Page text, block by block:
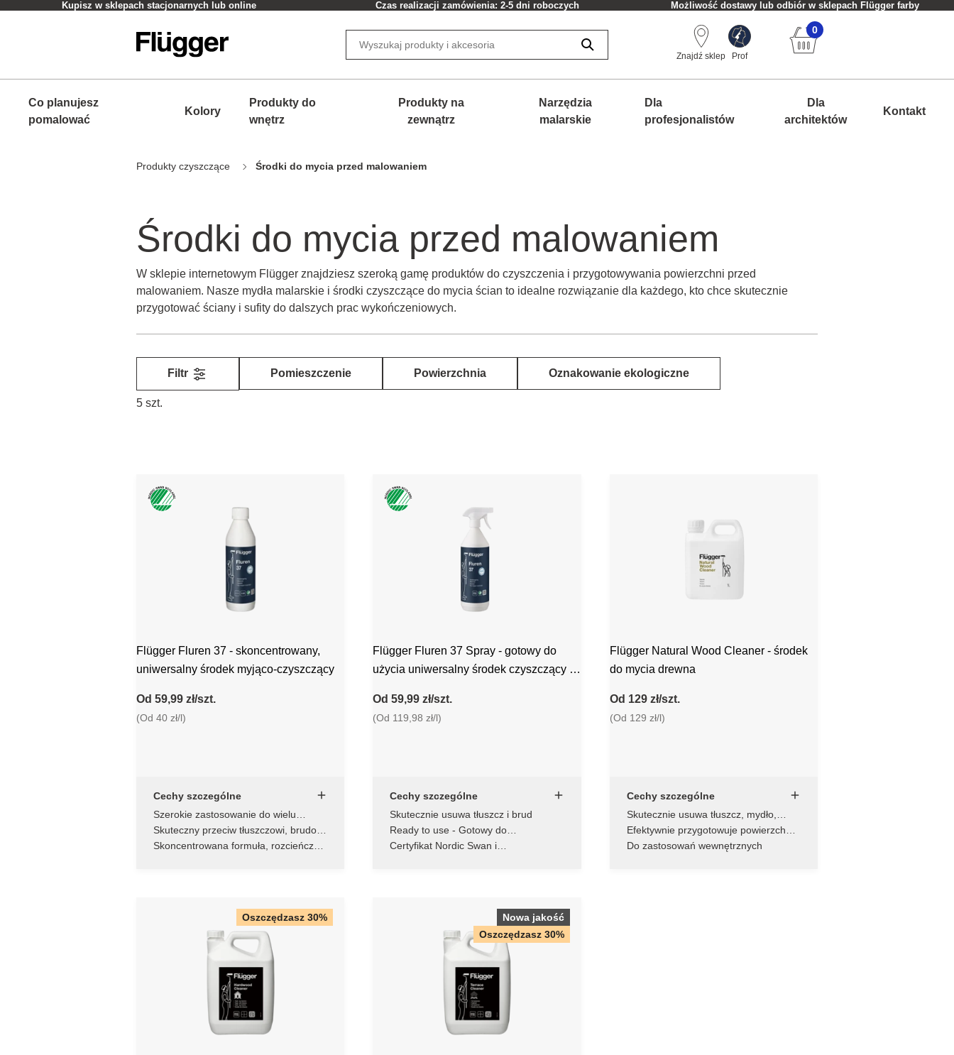
Kupisz w sklepach stacjonarnych lub online Czas realizacji zamówienia: 2-5 dni roboczych Możliwość dostawy lub odbiór w sklepach Flügger farby
Znajdź sklep Prof
0
Co planujesz
pomalować
Kolory
Produkty do
wnętrz
Produkty na
zewnątrz
Narzędzia
malarskie
Dla
profesjonalistów
Dla
architektów
Kontakt
Produkty czyszczące Środki do mycia przed malowaniem
Środki do mycia przed malowaniem
W sklepie internetowym Flügger znajdziesz szeroką gamę produktów do czyszczenia i przygotowywania powierzchni przed
malowaniem. Nasze mydła malarskie i środki czyszczące do mycia ścian to idealne rozwiązanie dla każdego, kto chce skutecznie
przygotować ściany i sufity do dalszych prac wykończeniowych.
5 szt.
Filtr Pomieszczenie Powierzchnia Oznakowanie ekologiczne
Flügger Fluren 37 - skoncentrowany,
uniwersalny środek myjąco-czyszczący
Od 59,99 zł/szt.
(Od 40 zł/l)
Cechy szczególne
Szerokie zastosowanie do wielu
powierzchni
Skuteczny przeciw tłuszczowi, brudowi
i nikotynie
Skoncentrowana formuła, rozcieńczać
Flügger Fluren 37 Spray - gotowy do
użycia uniwersalny środek czyszczący z
Od 59,99 zł/szt.
(Od 119,98 zł/l)
Cechy szczególne
Skutecznie usuwa tłuszcz i brud
Ready to use - Gotowy do
natychmiastowego użycia
Certyfikat Nordic Swan i
Flügger Natural Wood Cleaner - środek
do mycia drewna
Od 129 zł/szt.
(Od 129 zł/l)
Cechy szczególne
Skutecznie usuwa tłuszcz, mydło,
wosk i brud
Efektywnie przygotowuje powierzchnie
drewniane przed dalszą obróbką
Do zastosowań wewnętrznych
Oszczędzasz 30%
Nowa jakość
Oszczędzasz 30%